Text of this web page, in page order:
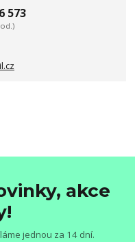
573
akce
jednou za 14 dní.